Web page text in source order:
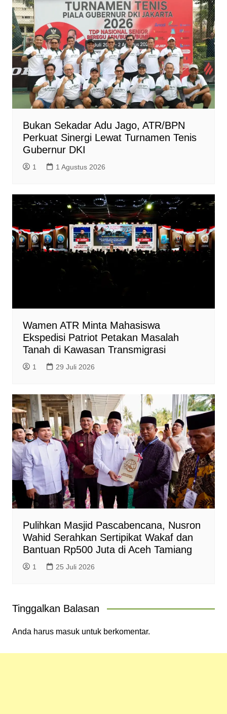
Bukan Sekadar Adu Jago, ATR/BPN
Perkuat Sinergi Lewat Turnamen Tenis
Gubernur DKI
1 1 Agustus 2026
Wamen ATR Minta Mahasiswa
Ekspedisi Patriot Petakan Masalah
Tanah di Kawasan Transmigrasi
1 29 Juli 2026
Pulihkan Masjid Pascabencana, Nusron
Wahid Serahkan Sertipikat Wakaf dan
Bantuan Rp500 Juta di Aceh Tamiang
1 25 Juli 2026
Tinggalkan Balasan
Anda harus masukuntuk berkomentar.